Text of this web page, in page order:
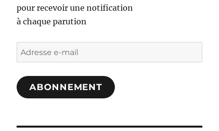
pour recevoir une notification
à chaque parution
Adresse
e-
mail
ABONNEMENT